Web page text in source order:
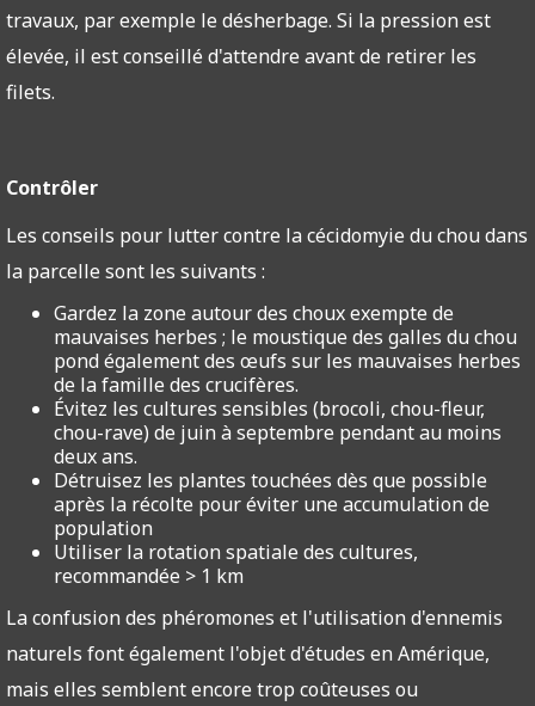
travaux, par exemple le désherbage. Si la pression est
élevée, il est conseillé d'attendre avant de retirer les
filets.
Contrôler
Les conseils pour lutter contre la cécidomyie du chou dans
la parcelle sont les suivants :
Gardez la zone autour des choux exempte de
mauvaises herbes ; le moustique des galles du chou
pond également des œufs sur les mauvaises herbes
de la famille des crucifères.
Évitez les cultures sensibles (brocoli, chou-fleur,
chou-rave) de juin à septembre pendant au moins
deux ans.
Détruisez les plantes touchées dès que possible
après la récolte pour éviter une accumulation de
population
Utiliser la rotation spatiale des cultures,
recommandée > 1 km
La confusion des phéromones et l'utilisation d'ennemis
naturels font également l'objet d'études en Amérique,
mais elles semblent encore trop coûteuses ou